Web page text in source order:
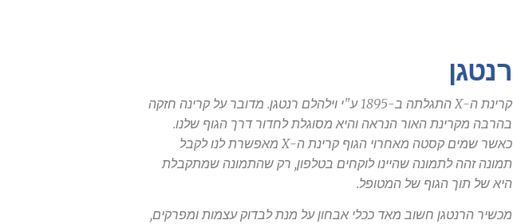
רנטגן
קרינת ה-X התגלתה ב-1895 ע"י וילהלם רנטגן. מדובר על קרינה חזקה
בהרבה מקרינת האור הנראה והיא מסוגלת לחדור דרך הגוף שלנו.
כאשר שמים קסטה מאחרוי הגוף קרינת ה-X מאפשרת לנו לקבל
תמונה זהה לתמונה שהיינו לוקחים בטלפון, רק שהתמונה שמתקבלת
היא של תוך הגוף של המטופל.
מכשיר הרנטגן חשוב מאד ככלי אבחון על מנת לבדוק עצמות ומפרקים,